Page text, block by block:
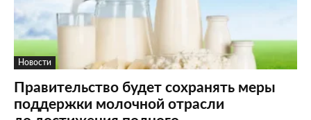
Новости
Правительство будет сохранять меры
поддержки молочной отрасли